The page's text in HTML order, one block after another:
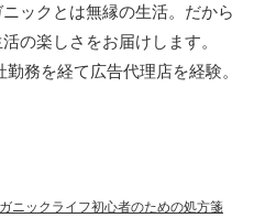
ックとは無縁の生活。だから
の楽しさをお届けします。
務を経て広告代理店を経験。
ニックライフ初心者のための処方箋